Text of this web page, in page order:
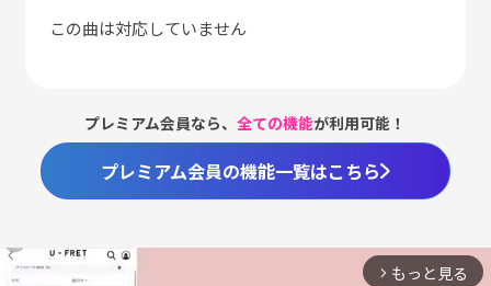
この曲は対応していません
プレミアム会員なら、全ての機能が利用可能！
プレミアム会員の機能一覧はこちら
arrow_forward_ios もっと見る